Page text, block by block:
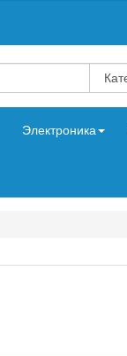
Электроника